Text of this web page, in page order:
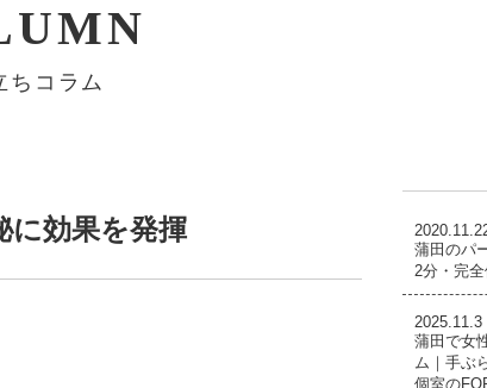
ちコラム
に効果を発揮
蒲田のパ
2分・完
2025.11.3
蒲田で女
ム｜手ぶ
個室の